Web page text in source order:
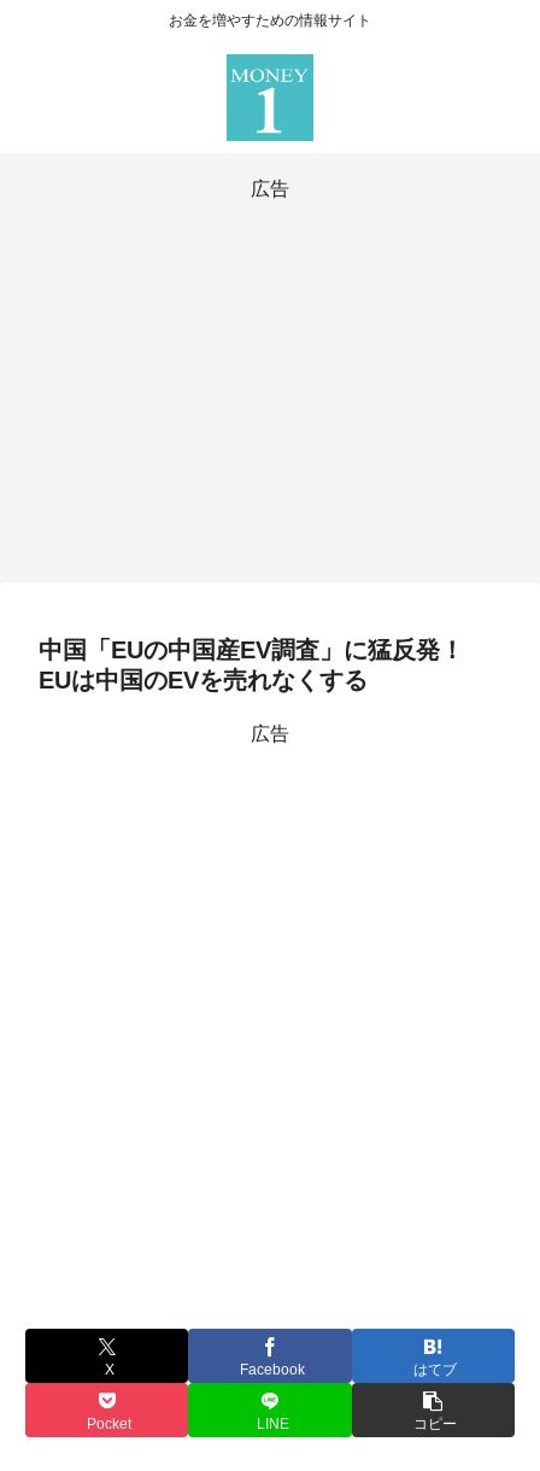
お金を増やすための情報サイト
広告
中国「EUの中国産EV調査」に猛反発！
EUは中国のEVを売れなくする
広告
X Facebook はてブ
Pocket LINE コピー